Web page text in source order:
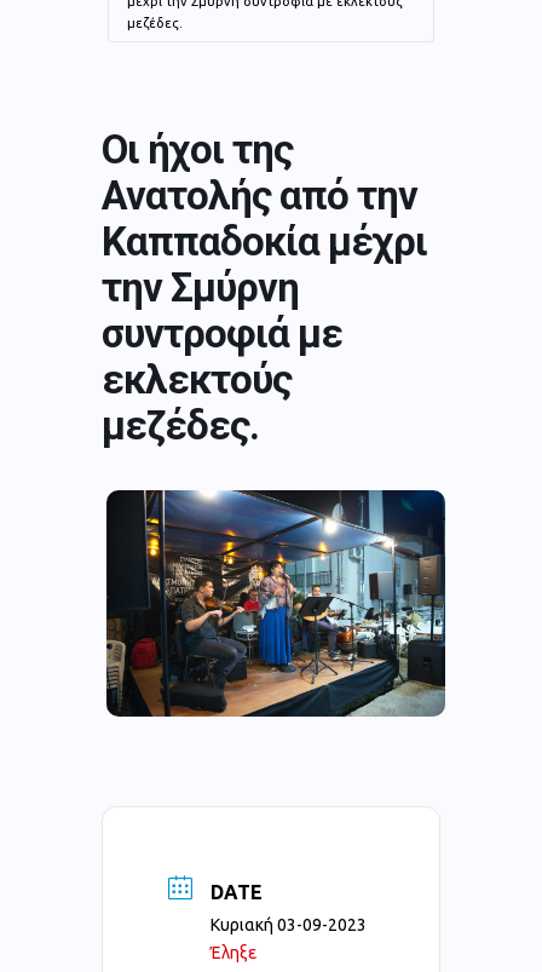
μεζέδες.
Οι ήχοι της
Ανατολής από την
Καππαδοκία μέχρι
την Σμύρνη
συντροφιά με
εκλεκτούς
μεζέδες.
DATE
Κυριακή 03-09-2023
Έληξε